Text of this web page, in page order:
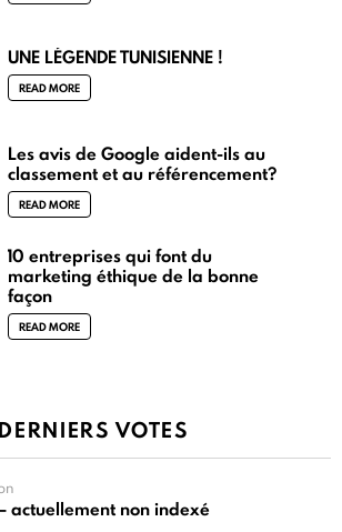
UNE LÉGENDE TUNISIENNE !
READ MORE
Les avis de Google aident-ils au
classement et au référencement?
READ MORE
10 entreprises qui font du
marketing éthique de la bonne
façon
READ MORE
DERNIERS VOTES
actuellement non indexé